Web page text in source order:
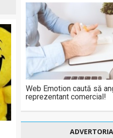
Web Emotion caută să
reprezentant comercial!